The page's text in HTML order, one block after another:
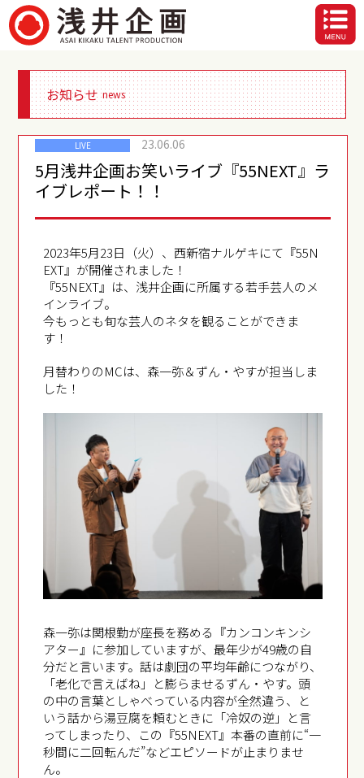
お知らせ news
LIVE 23.06.06
5月浅井企画お笑いライブ『55NEXT』ラ
イブレポート！！
2023年5月23日（火）、西新宿ナルゲキにて『55N
EXT』が開催されました！
『55NEXT』は、浅井企画に所属する若手芸人のメ
インライブ。
今もっとも旬な芸人のネタを観ることができま
す！
月替わりのMCは、森一弥＆ずん・やすが担当しま
した！
森一弥は関根勤が座長を務める『カンコンキンシ
アター』に参加していますが、最年少が49歳の自
分だと言います。話は劇団の平均年齢につながり、
「老化で言えばね」と膨らませるずん・やす。頭
の中の言葉としゃべっている内容が全然違う、と
いう話から湯豆腐を頼むときに「冷奴の逆」と言
ってしまったり、この『55NEXT』本番の直前に“一
秒間に二回転んだ”などエピソードが止まりませ
ん。